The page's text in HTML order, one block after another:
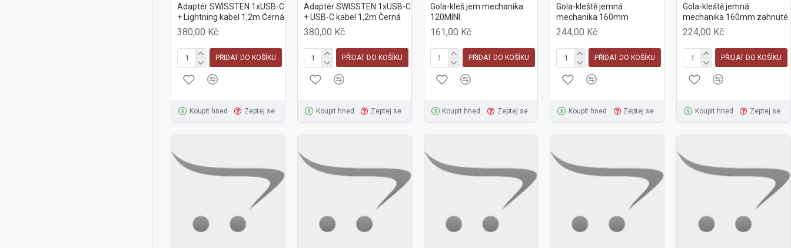
Adaptér SWISSTEN 1xUSB-C
+ Lightning kabel 1,2m Černá
380,00 Kč
PŘIDAT DO KOŠÍKU
Koupit hned Zeptej se
Adaptér SWISSTEN 1xUSB-C
+ USB-C kabel 1,2m Černá
380,00 Kč
PŘIDAT DO KOŠÍKU
Koupit hned Zeptej se
Gola-kleš.jem.mechanika
120MINI
161,00 Kč
PŘIDAT DO KOŠÍKU
Koupit hned Zeptej se
Gola-kleště jemná
mechanika 160mm
244,00 Kč
PŘIDAT DO KOŠÍKU
Koupit hned Zeptej se
Gola-kleště jemná
mechanika 160mm zahnuté
224,00 Kč
PŘIDAT DO KOŠÍKU
Koupit hned Zeptej se